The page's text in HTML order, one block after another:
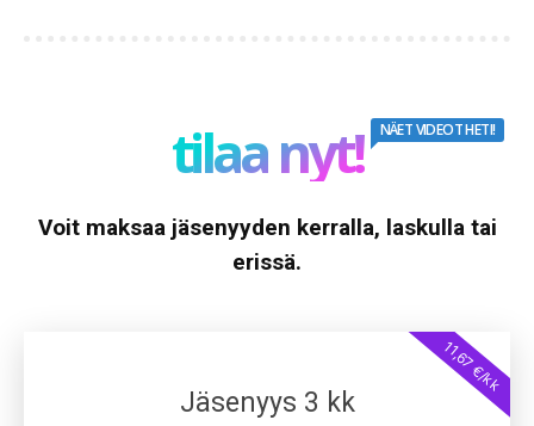
tilaa nyt! NÄET VIDEOT HETI!
Voit maksaa jäsenyyden kerralla, laskulla tai
erissä.
11,67 €/kk
Jäsenyys 3 kk